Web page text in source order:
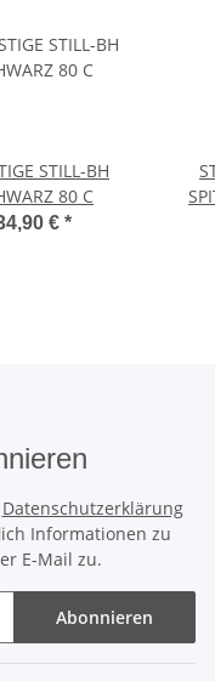
STILL-BH
80 C
€ *
Datenschutzerklärung
Informationen zu
E-Mail zu.
Abonnieren